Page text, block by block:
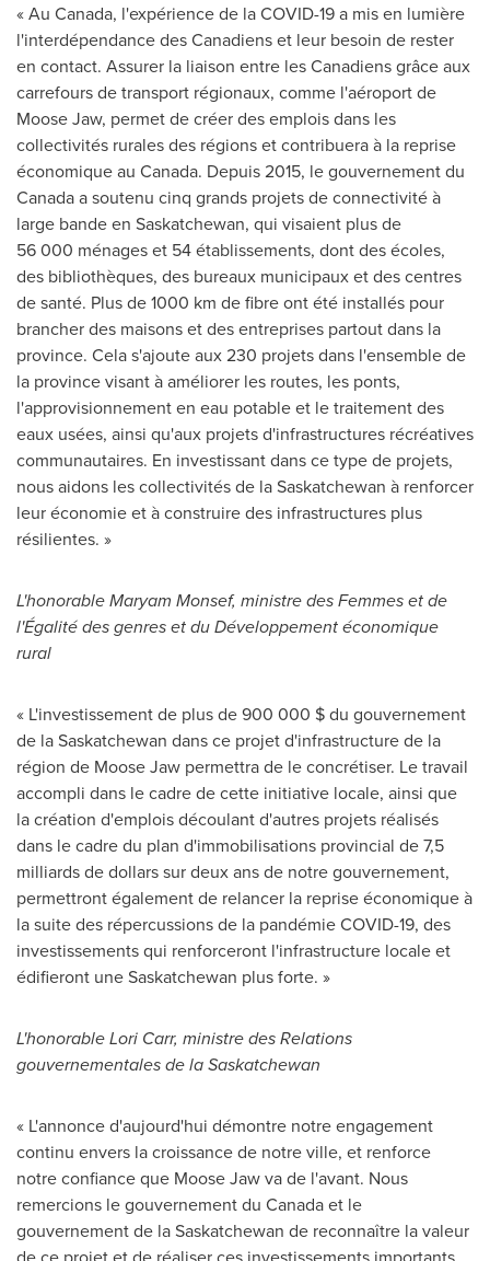
« Au Canada, l'expérience de la COVID-19 a mis en lumière
l'interdépendance des Canadiens et leur besoin de rester
en contact. Assurer la liaison entre les Canadiens grâce aux
carrefours de transport régionaux, comme l'aéroport de
Moose Jaw, permet de créer des emplois dans les
collectivités rurales des régions et contribuera à la reprise
économique au Canada. Depuis 2015, le gouvernement du
Canadaa soutenu cinq grands projets de connectivité à
large bande en Saskatchewan, qui visaient plus de
56 000 ménages et 54 établissements, dont des écoles,
des bibliothèques, des bureaux municipaux et des centres
de santé. Plus de 1000 km de fibre ont été installés pour
brancher des maisons et des entreprises partout dans la
province. Cela s'ajoute aux 230 projets dans l'ensemble de
la province visant à améliorer les routes, les ponts,
l'approvisionnement en eau potable et le traitement des
eaux usées, ainsi qu'aux projets d'infrastructures récréatives
communautaires. En investissant dans ce type de projets,
nous aidons les collectivités de laSaskatchewan à renforcer
leur économie et à construire des infrastructures plus
résilientes. »
L'honorableMaryam Monsef, ministre des Femmes et de
l'Égalité des genres et du Développement économique
rural
« L'investissement de plus de 900 000 $ du gouvernement
de laSaskatchewan dans ce projet d'infrastructure de la
région de Moose Jaw permettra de le concrétiser. Le travail
accompli dans le cadre de cette initiative locale, ainsi que
la création d'emplois découlant d'autres projets réalisés
dans le cadre du plan d'immobilisations provincial de 7,5
milliards de dollars sur deux ans de notre gouvernement,
permettront également de relancer la reprise économique à
la suite des répercussions de la pandémie COVID-19, des
investissements qui renforceront l'infrastructure locale et
édifieront uneSaskatchewan plus forte. »
L'honorableLori Carr, ministre des Relations
gouvernementales de laSaskatchewan
« L'annonce d'aujourd'hui démontre notre engagement
continu envers la croissance de notre ville, et renforce
notre confiance que Moose Jawva de l'avant. Nous
remercions le gouvernement du Canadaet le
gouvernement de laSaskatchewan de reconnaître la valeur